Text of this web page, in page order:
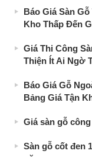
Báo Giá Sàn
Kho Thấp Đến
Giá Thi Công
Thiện Ít Ai Ngờ
Báo Giá Gỗ
Bảng Giá Tận
Giá sàn gỗ
Sàn gỗ cốt đen